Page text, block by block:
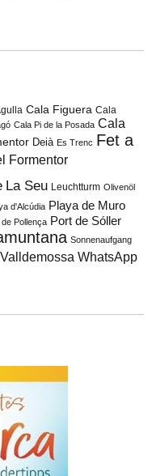
Cala Figuera Cala
Cala Pi de la Posada Cala
Deià Es Trenc Fet a
Formentor
La Seu Leuchtturm Olivenöl
d'Alcúdia Playa de Muro
de Pollença Port de Sóller
Sonnenaufgang
Valldemossa WhatsApp